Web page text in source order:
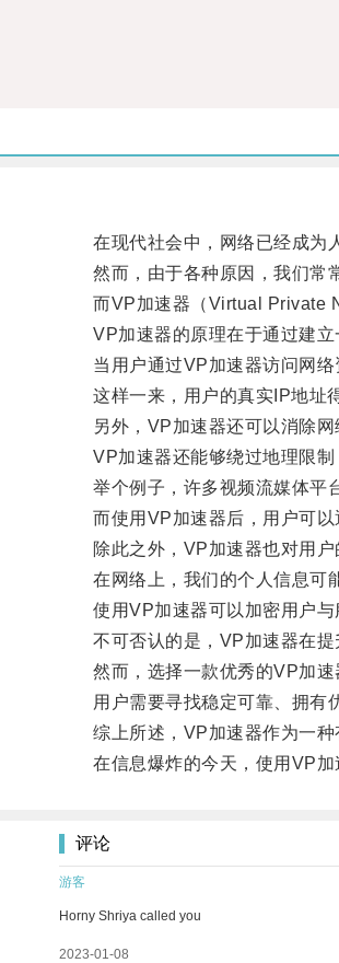
在现代社会中，网络已经成为人
然而，由于各种原因，我们常常
而VP加速器（Virtual Private
VP加速器的原理在于通过建立
当用户通过VP加速器访问网络
这样一来，用户的真实IP地址得
另外，VP加速器还可以消除网
VP加速器还能够绕过地理限制
举个例子，许多视频流媒体平台
而使用VP加速器后，用户可以
除此之外，VP加速器也对用户
在网络上，我们的个人信息可能
使用VP加速器可以加密用户与
不可否认的是，VP加速器在提
然而，选择一款优秀的VP加速
用户需要寻找稳定可靠、拥有优
综上所述，VP加速器作为一种
在信息爆炸的今天，使用VP加
评论
游客
Horny Shriya called you
2023-01-08